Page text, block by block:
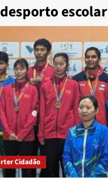
escolar
Cidadão